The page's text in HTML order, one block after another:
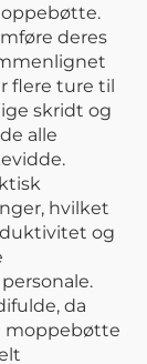
deres
flere ture til
skridt og
alle
hvilket
og
da
moppebøtte